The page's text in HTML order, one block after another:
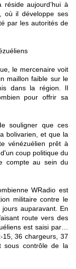
aujourd’hui à
où il développe ses
par les autorités de
le mercenaire voit
maillon faible sur le
dans la région. Il
pour offrir sa
souligner que ces
bolivarien, et que la
vénézuélien prêt à
coup politique du
compte au sein du
WRadio est
militaire contre le
auparavant. En
route vers des
est saisi par…
15, 36 chargeurs, 37
sous contrôle de la